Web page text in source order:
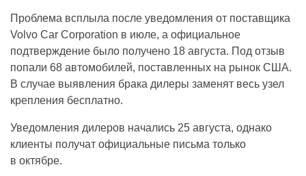
Проблема всплыла после уведомления от поставщика
Volvo Car Corporation в июле, а официальное
подтверждение было получено 18 августа. Под отзыв
попали 68 автомобилей, поставленных на рынок США.
В случае выявления брака дилеры заменят весь узел
крепления бесплатно.
Уведомления дилеров начались 25 августа, однако
клиенты получат официальные письма только
в октябре.